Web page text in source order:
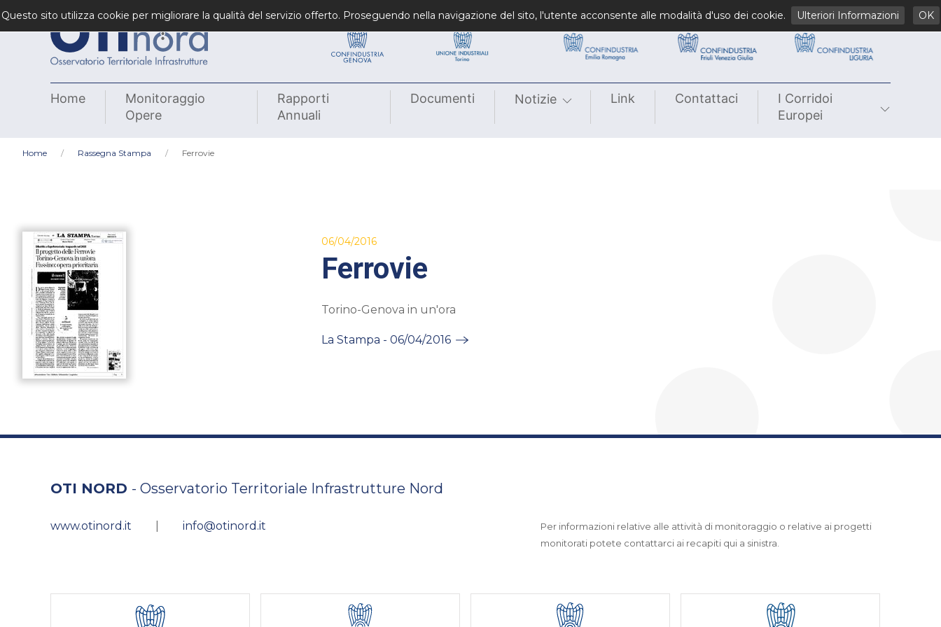
Confindustrie fondatrici Confindustrie regionali
Home
Monitoraggio
Opere
Rapporti
Annuali
Documenti Notizie Link Contattaci
I Corridoi
Europei
Home Rassegna Stampa Ferrovie
06/04/2016
Ferrovie
Torino-Genova in un'ora
La Stampa - 06/04/2016
OTI NORD - Osservatorio Territoriale Infrastrutture Nord
www.otinord.it info@otinord.it
Per informazioni relative alle attività di monitoraggio o relative ai progetti
monitorati potete contattarci ai recapiti qui a sinistra.
Questo sito utilizza cookie per migliorare la qualità del servizio offerto. Proseguendo nella navigazione del sito, l'utente acconsente alle modalità d'uso dei cookie. Ulteriori Informazioni OK